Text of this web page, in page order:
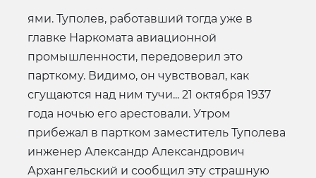
ями. Туполев, работавший тогда уже в
главке Наркомата авиационной
промышленности, передоверил это
парткому. Видимо, он чувствовал, как
сгущаются над ним тучи... 21 октября 1937
года ночью его арестовали. Утром
прибежал в партком заместитель Туполева
инженер Александр Александрович
Архангельский и сообщил эту страшную